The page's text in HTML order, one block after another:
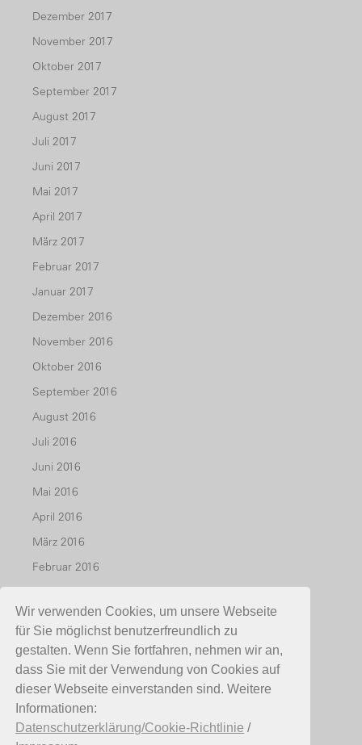
Wir verwenden Cookies, um unsere Webseite
für Sie möglichst benutzerfreundlich zu
gestalten. Wenn Sie fortfahren, nehmen wir an,
dass Sie mit der Verwendung von Cookies auf
dieser Webseite einverstanden sind. Weitere
Informationen:
Datenschutzerklärung/Cookie-Richtlinie /
Dezember 2017
November 2017
Oktober 2017
September 2017
August 2017
Juli 2017
Juni 2017
Mai 2017
April 2017
März 2017
Februar 2017
Januar 2017
Dezember 2016
November 2016
Oktober 2016
September 2016
August 2016
Juli 2016
Juni 2016
Mai 2016
April 2016
März 2016
Februar 2016
Januar 2016
Dezember 2015
November 2015
Oktober 2015
Juli 2015
Mai 2015
April 2015